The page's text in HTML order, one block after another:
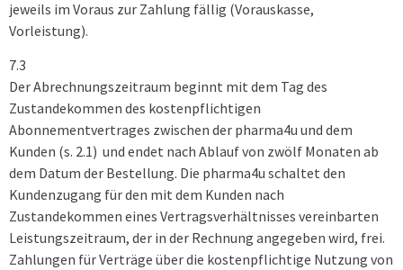
jeweils im Voraus zur Zahlung fällig (Vorauskasse,
Vorleistung).
7.3
Der Abrechnungszeitraum beginnt mit dem Tag des
Zustandekommen des kostenpflichtigen
Abonnementvertrages zwischen der pharma4u und dem
Kunden (s. 2.1) und endet nach Ablauf von zwölf Monaten ab
dem Datum der Bestellung. Die pharma4u schaltet den
Kundenzugang für den mit dem Kunden nach
Zustandekommen eines Vertragsverhältnisses vereinbarten
Leistungszeitraum, der in der Rechnung angegeben wird, frei.
Zahlungen für Verträge über die kostenpflichtige Nutzung von